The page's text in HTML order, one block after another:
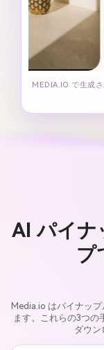
MEDIA.IO で生成
AI パイナ
プ
Media.io はパイナッ
ます。これらの3つの
ダウン